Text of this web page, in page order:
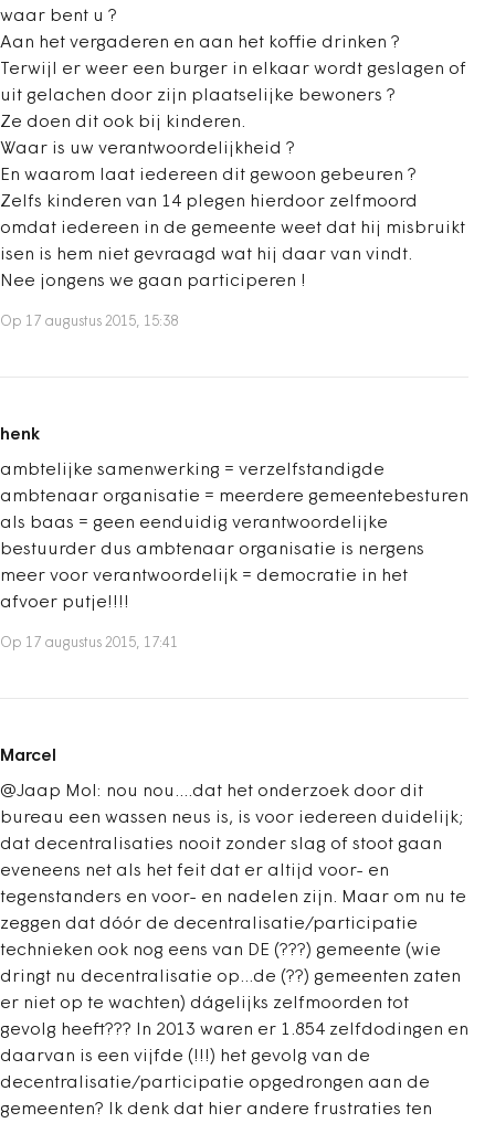
waar bent u ?
Aan het vergaderen en aan het koffie drinken ?
Terwijl er weer een burger in elkaar wordt geslagen of
uit gelachen door zijn plaatselijke bewoners ?
Ze doen dit ook bij kinderen.
Waar is uw verantwoordelijkheid ?
En waarom laat iedereen dit gewoon gebeuren ?
Zelfs kinderen van 14 plegen hierdoor zelfmoord
omdat iedereen in de gemeente weet dat hij misbruikt
isen is hem niet gevraagd wat hij daar van vindt.
Nee jongens we gaan participeren !
Op 17 augustus 2015, 15:38
henk
ambtelijke samenwerking = verzelfstandigde
ambtenaar organisatie = meerdere gemeentebesturen
als baas = geen eenduidig verantwoordelijke
bestuurder dus ambtenaar organisatie is nergens
meer voor verantwoordelijk = democratie in het
afvoer putje!!!!
Op 17 augustus 2015, 17:41
Marcel
@Jaap Mol: nou nou....dat het onderzoek door dit
bureau een wassen neus is, is voor iedereen duidelijk;
dat decentralisaties nooit zonder slag of stoot gaan
eveneens net als het feit dat er altijd voor- en
tegenstanders en voor- en nadelen zijn. Maar om nu te
zeggen dat dóór de decentralisatie/participatie
technieken ook nog eens van DE (???) gemeente (wie
dringt nu decentralisatie op...de (??) gemeenten zaten
er niet op te wachten) dágelijks zelfmoorden tot
gevolg heeft??? In 2013 waren er 1.854 zelfdodingen en
daarvan is een vijfde (!!!) het gevolg van de
decentralisatie/participatie opgedrongen aan de
gemeenten? Ik denk dat hier andere frustraties ten